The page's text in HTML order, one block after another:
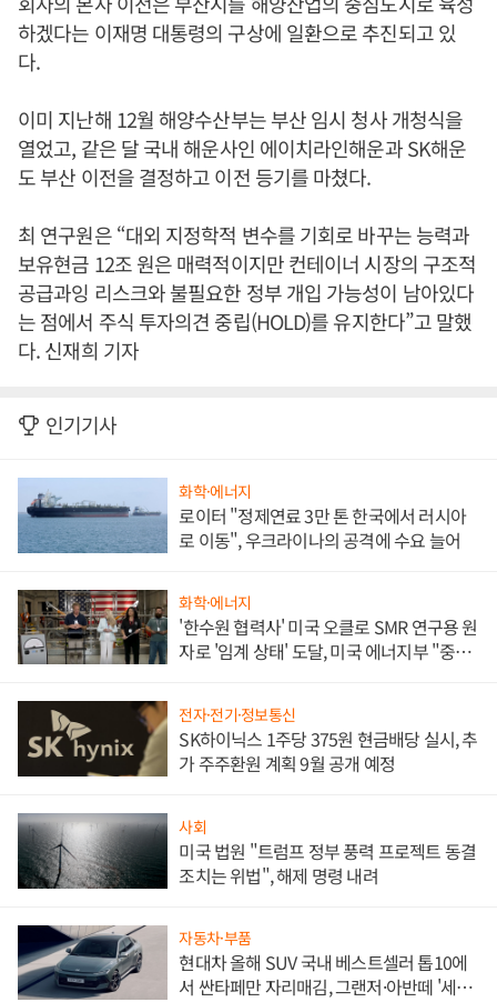
하겠다는 이재명 대통령의 구상에 일환으로 추진되고 있
다.
이미 지난해 12월 해양수산부는 부산 임시 청사 개청식을
열었고, 같은 달 국내 해운사인 에이치라인해운과 SK해운
도 부산 이전을 결정하고 이전 등기를 마쳤다.
최 연구원은 “대외 지정학적 변수를 기회로 바꾸는 능력과
보유현금 12조 원은 매력적이지만 컨테이너 시장의 구조적
공급과잉 리스크와 불필요한 정부 개입 가능성이 남아있다
는 점에서 주식 투자의견 중립(HOLD)를 유지한다”고 말했
다. 신재희 기자
인기기사
화학·에너지
로이터 "정제연료 3만 톤 한국에서 러시아
로 이동", 우크라이나의 공격에 수요 늘어
화학·에너지
'한수원 협력사' 미국 오클로 SMR 연구용 원
자로 '임계 상태' 도달, 미국 에너지부 "중요
전자·전기·정보통신
SK하이닉스 1주당 375원 현금배당 실시, 추
가 주주환원 계획 9월 공개 예정
사회
미국 법원 "트럼프 정부 풍력 프로젝트 동결
조치는 위법", 해제 명령 내려
자동차·부품
현대차 올해 SUV 국내 베스트셀러 톱10에
서 싼타페만 자리매김, 그랜저·아반떼 '세단